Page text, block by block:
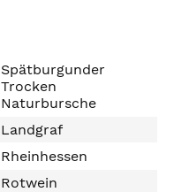
Spätburgunder
Trocken
Naturbursche
Landgraf
Rheinhessen
Rotwein